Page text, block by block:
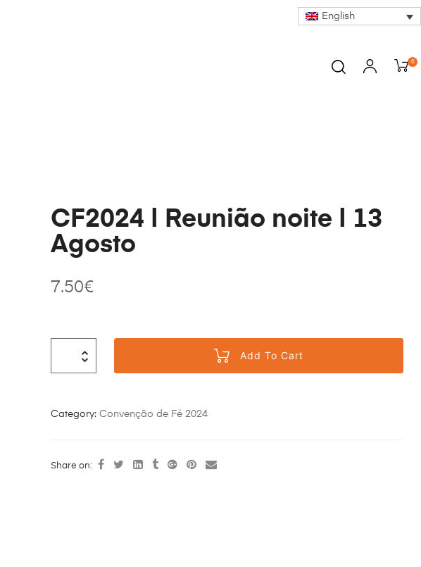
English
0
CF2024 | Reunião noite | 13
Agosto
7.50€
Add To Cart
Category: Convenção de Fé 2024
Share on: